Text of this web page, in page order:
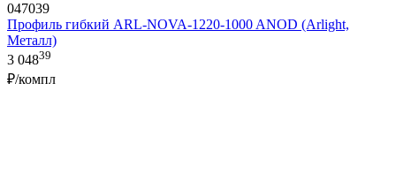
047039
Профиль гибкий ARL-NOVA-1220-1000 ANOD (Arlight,
Металл)
3 04839
₽/компл